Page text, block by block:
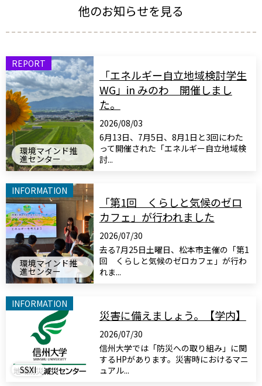
他のお知らせを見る
環境マインド推
進センター
REPORT
「エネルギー自立地域検討学生
WG」in みのわ 開催しまし
た。
2026/08/03
6月13日、7月5日、8月1日と3回にわた
って開催された「エネルギー自立地域検
討...
環境マインド推
進センター
INFORMATION
「第1回 くらしと気候のゼロ
カフェ」が行われました
2026/07/30
去る7月25日土曜日、松本市主催の「第1
回 くらしと気候のゼロカフェ」が行わ
れま...
SSXI
INFORMATION
災害に備えましょう。【学内】
2026/07/30
信州大学では「防災への取り組み」に関
するHPがあります。災害時におけるマニ
ュアル...